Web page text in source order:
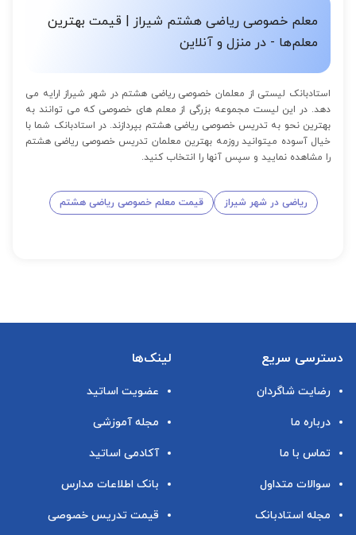
معلم خصوصی ریاضی هشتم شیراز | قیمت بهترین
معلم‌ها - در منزل و آنلاین
استادبانک لیستی از معلمان خصوصی ریاضی هشتم در شهر شیراز ارایه می
دهد. در این لیست مجموعه بزرگی از معلم های خصوصی که می توانند به
بهترین نحو به تدریس خصوصی ریاضی هشتم بپردازند. در استادبانک شما با
خیال آسوده میتوانید روزمه بهترین معلمان تدریس خصوصی ریاضی هشتم
را مشاهده نمایید و سپس آنها را انتخاب کنید.
ریاضی در شهر شیراز قیمت معلم خصوصی ریاضی هشتم
دسترسی سریع
رضایت شاگردان
درباره ما
تماس با ما
سوالات متداول
مجله استادبانک
لینک‌ها
عضویت اساتید
مجله آموزشی
آکادمی اساتید
بانک اطلاعات مدارس
قیمت تدریس خصوصی